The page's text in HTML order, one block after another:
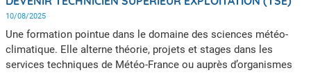
10/08/2025
Une formation pointue dans le domaine des sciences météo-
climatique. Elle alterne théorie, projets et stages dans les
services techniques de Météo-France ou auprès d’organismes